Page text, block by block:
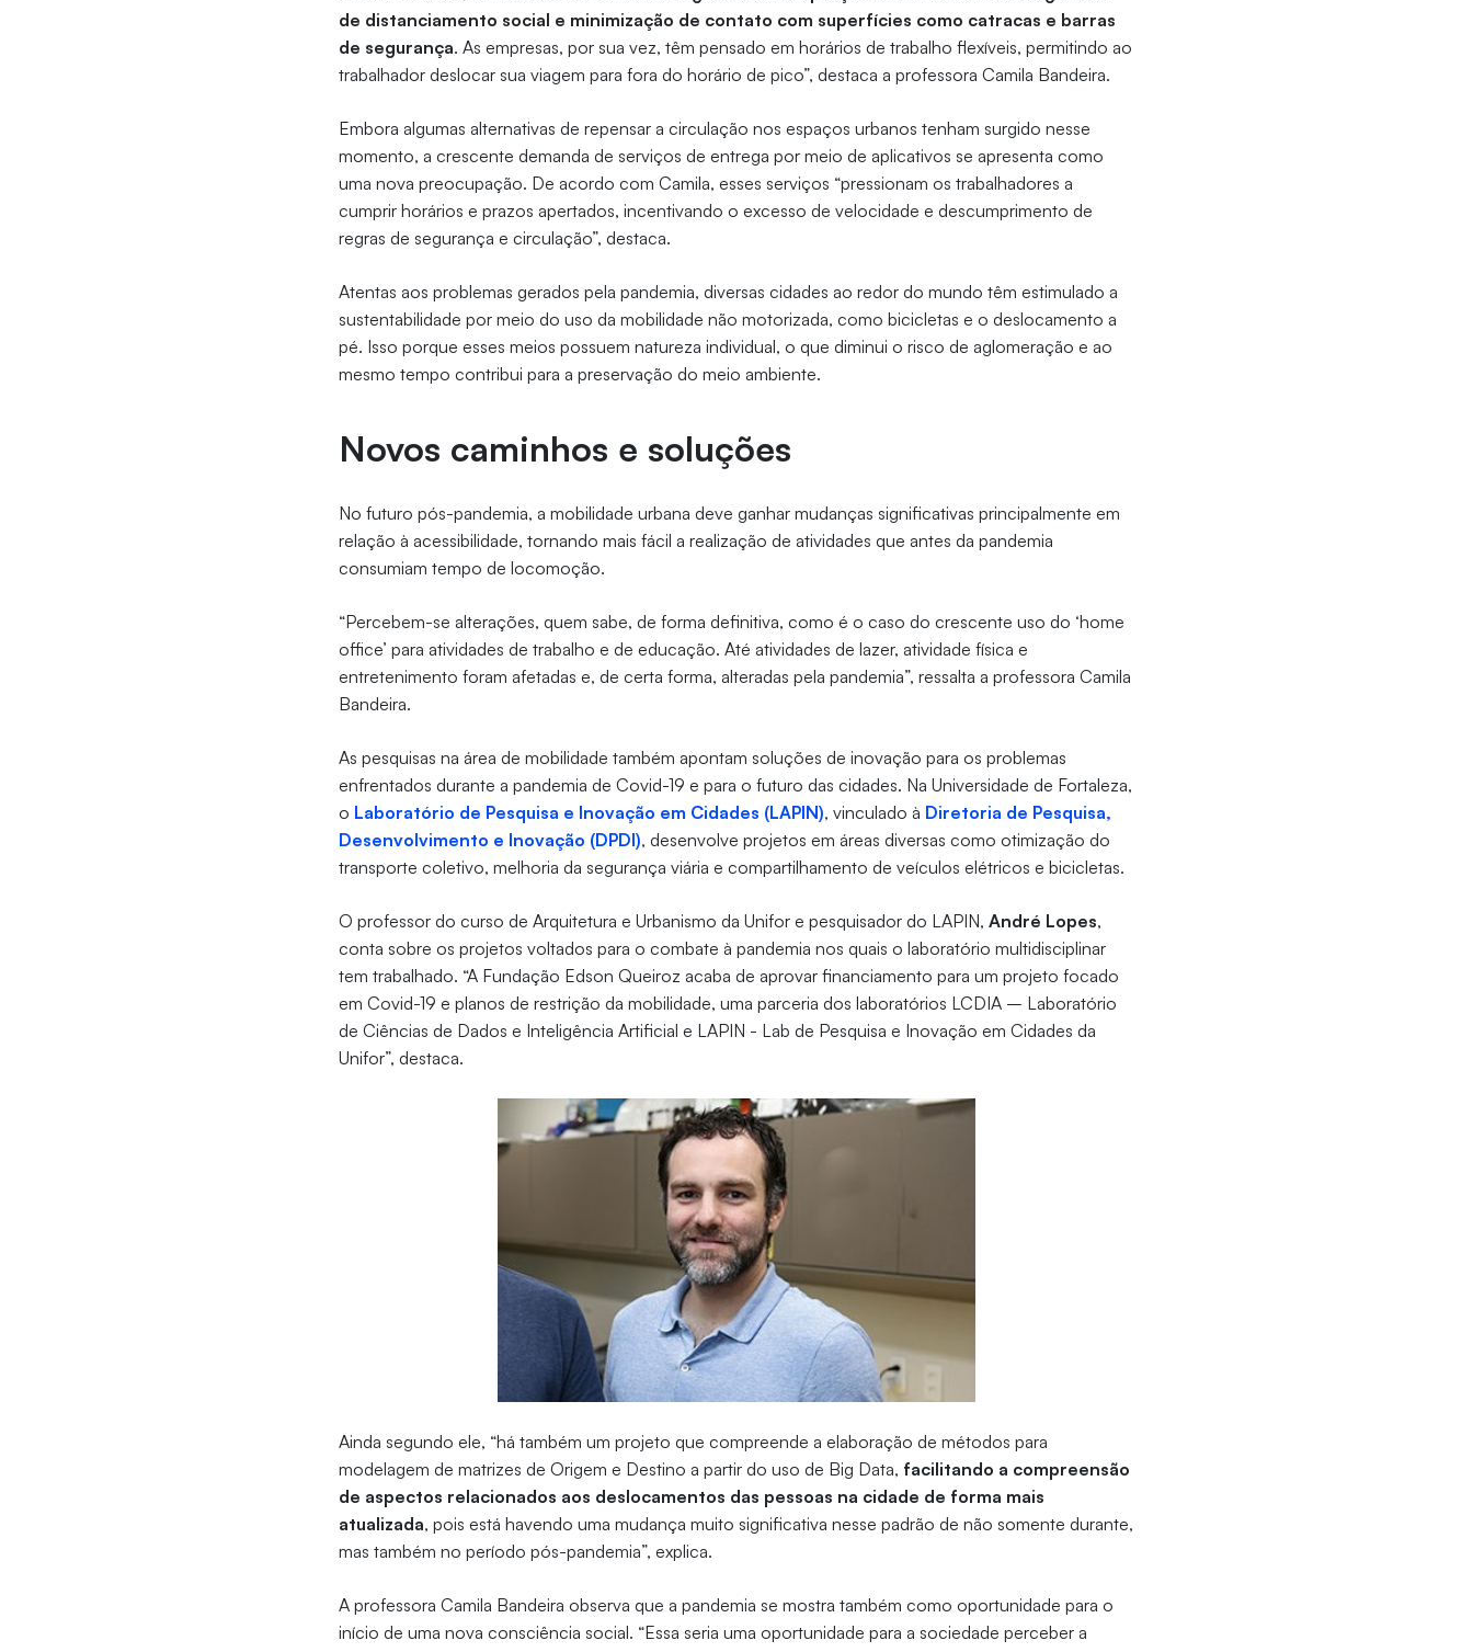
de distanciamento social e minimização de contato com superfícies como catracas e barras
de segurança. As empresas, por sua vez, têm pensado em horários de trabalho flexíveis, permitindo ao
trabalhador deslocar sua viagem para fora do horário de pico”, destaca a professora Camila Bandeira.
Embora algumas alternativas de repensar a circulação nos espaços urbanos tenham surgido nesse
momento, a crescente demanda de serviços de entrega por meio de aplicativos se apresenta como
uma nova preocupação. De acordo com Camila, esses serviços “pressionam os trabalhadores a
cumprir horários e prazos apertados, incentivando o excesso de velocidade e descumprimento de
regras de segurança e circulação”, destaca.
Atentas aos problemas gerados pela pandemia, diversas cidades ao redor do mundo têm estimulado a
sustentabilidade por meio do uso da mobilidade não motorizada, como bicicletas e o deslocamento a
pé. Isso porque esses meios possuem natureza individual, o que diminui o risco de aglomeração e ao
mesmo tempo contribui para a preservação do meio ambiente.
Novos caminhos e soluções
No futuro pós-pandemia, a mobilidade urbana deve ganhar mudanças significativas principalmente em
relação à acessibilidade, tornando mais fácil a realização de atividades que antes da pandemia
consumiam tempo de locomoção.
“Percebem-se alterações, quem sabe, de forma definitiva, como é o caso do crescente uso do ‘home
office’ para atividades de trabalho e de educação. Até atividades de lazer, atividade física e
entretenimento foram afetadas e, de certa forma, alteradas pela pandemia”, ressalta a professora Camila
Bandeira.
As pesquisas na área de mobilidade também apontam soluções de inovação para os problemas
enfrentados durante a pandemia de Covid-19 e para o futuro das cidades. Na Universidade de Fortaleza,
o Laboratório de Pesquisa e Inovação em Cidades (LAPIN), vinculado à Diretoria de Pesquisa,
Desenvolvimento e Inovação (DPDI), desenvolve projetos em áreas diversas como otimização do
transporte coletivo, melhoria da segurança viária e compartilhamento de veículos elétricos e bicicletas.
O professor do curso de Arquitetura e Urbanismo da Unifor e pesquisador do LAPIN,André Lopes,
conta sobre os projetos voltados para o combate à pandemia nos quais o laboratório multidisciplinar
tem trabalhado. “A Fundação Edson Queiroz acaba de aprovar financiamento para um projeto focado
em Covid-19 e planos de restrição da mobilidade, uma parceria dos laboratórios LCDIA – Laboratório
de Ciências de Dados e Inteligência Artificial e LAPIN - Lab de Pesquisa e Inovação em Cidades da
Unifor”, destaca.
Ainda segundo ele, “há também um projeto que compreende a elaboração de métodos para
modelagem de matrizes de Origem e Destino a partir do uso de Big Data, facilitando a compreensão
de aspectos relacionados aos deslocamentos das pessoas na cidade de forma mais
atualizada, pois está havendo uma mudança muito significativa nesse padrão de não somente durante,
mas também no período pós-pandemia”, explica.
A professora Camila Bandeira observa que a pandemia se mostra também como oportunidade para o
início de uma nova consciência social. “Essa seria uma oportunidade para a sociedade perceber a